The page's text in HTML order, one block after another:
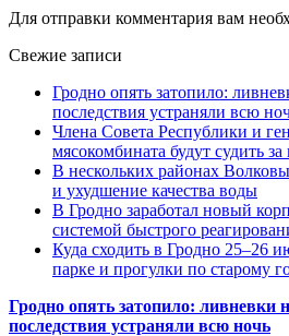
Для отправки комментария вам
Свежие записи
Гродно опять затопило:
последствия устраняли всю
Члена Совета Республики и
мясокомбината будут судить
В нескольких районах
и ухудшение качества воды
В Гродно заработал новый
системой быстрого
Куда сходить в Гродно 25–26
парке и прогулки по старому
Гродно опять затопило: ливневки
последствия устраняли всю ночь